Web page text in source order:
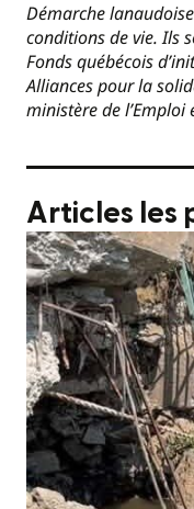
Démarche
conditions de vie. Ils
Fonds québécois
Alliances pour la
ministère de
Articles les